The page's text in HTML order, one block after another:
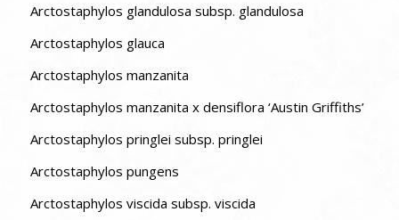
Arctostaphylos glandulosa subsp. glandulosa
Arctostaphylos glauca
Arctostaphylos manzanita
Arctostaphylos manzanita x densiflora ‘Austin Griffiths’
Arctostaphylos pringlei subsp. pringlei
Arctostaphylos pungens
Arctostaphylos viscida subsp. viscida